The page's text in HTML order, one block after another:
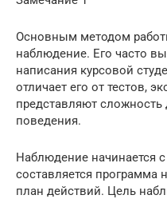
Основным методом
наблюдение. Его часто
написания курсовой
отличает его от тестов,
представляют сложность
поведения.
Наблюдение начинается с
составляется программа
план действий. Цель